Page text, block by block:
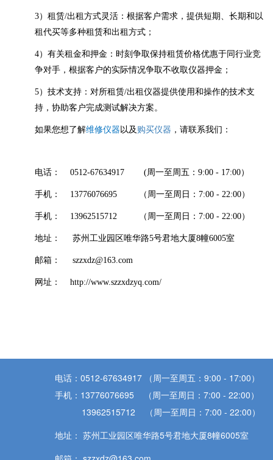
3）租赁/出租方式灵活：根据客户需求，提供短期、长期和以
租代买等多种租赁和出租方式；
4）有关租金和押金：时刻争取保持租赁价格优惠于同行业竞
争对手，根据客户的实际情况争取不收取仪器押金；
5）技术支持：对所租赁/出租仪器提供使用和操作的技术支
持，协助客户完成测试解决方案。
如果您想了解维修仪器 以及 购买仪器 ，请联系我们：
电话： 0512-67634917 (周一至周五：9:00 - 17:00）
手机： 13776076695 （周一至周日：7:00 - 22:00）
手机： 13962515712 （周一至周日：7:00 - 22:00）
地址： 苏州工业园区唯华路5号君地大厦8幢6005室
邮箱： szzxdz@163.com
网址： http://www.szzxdzyq.com/
电话：0512-67634917 （周一至周五：9:00 - 17:00）
手机：13776076695 （周一至周日：7:00 - 22:00）
13962515712 （周一至周日：7:00 - 22:00）
地址： 苏州工业园区唯华路5号君地大厦8幢6005室